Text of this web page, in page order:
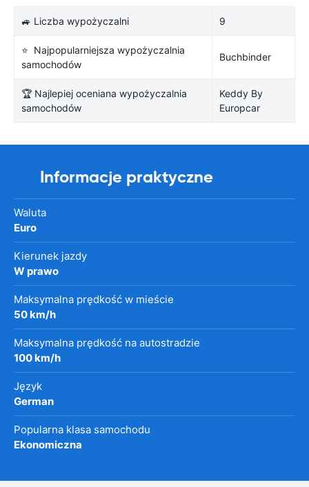
🚙 Liczba wypożyczalni 9
⭐ Najpopularniejsza wypożyczalnia
samochodów
Buchbinder
🏆 Najlepiej oceniana wypożyczalnia
samochodów
Keddy By
Europcar
Informacje praktyczne
Waluta
Euro
Kierunek jazdy
W prawo
Maksymalna prędkość w mieście
50 km/h
Maksymalna prędkość na autostradzie
100 km/h
Język
German
Popularna klasa samochodu
Ekonomiczna